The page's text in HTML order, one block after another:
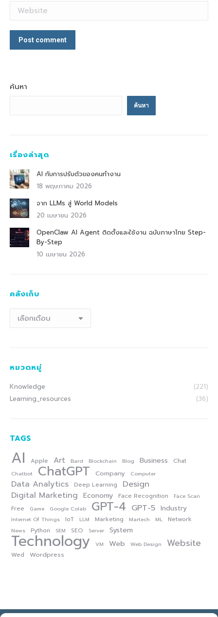
Website
Post comment
ค้นหา
ค้นหา
เรื่องล่าสุด
AI กับการปรับตัวของคนทำงาน
18 พฤษภาคม 2026
จาก LLMs สู่ World Models
20 เมษายน 2026
OpenClaw AI Agent ติดตั้งและใช้งาน ฉบับภาษาไทย Step-
By-Step
10 เมษายน 2026
คลังเก็บ
เก็บ
หมวดหมู่
Knowledge
(221)
Learning_resources
(36)
TAGS
AI Apple Art Bard Blockchain Blog Business Chat
Chatbot ChatGPT Company Computer
Data Analytics Deep Learning Design
Digital Marketing Economy Face Recognition Face Scan
Free Game Google Colab GPT-4 GPT-5 Industry
Internet Of Things IoT LLM Marketing Martech ML Network
News Python SEM SEO Server System
Technology VM Web Web Design Website
Wed Wordpress